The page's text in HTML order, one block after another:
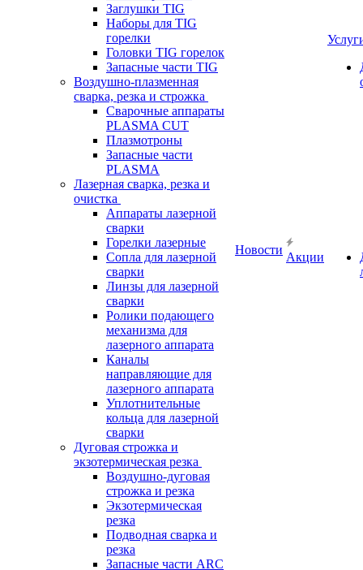
Заглушки TIG
Наборы для TIG
горелки
Головки TIG горелок
Запасные части TIG
Воздушно-плазменная
сварка, резка и строжка
Сварочные аппараты
PLASMA CUT
Плазмотроны
Запасные части
PLASMA
Лазерная сварка, резка и
очистка
Аппараты лазерной
сварки
Горелки лазерные
Сопла для лазерной
сварки
Линзы для лазерной
сварки
Ролики подающего
механизма для
лазерного аппарата
Каналы
направляющие для
лазерного аппарата
Уплотнительные
кольца для лазерной
сварки
Дуговая строжка и
экзотермическая резка
Воздушно-дуговая
строжка и резка
Экзотермическая
резка
Подводная сварка и
резка
Запасные части ARC
Новости
Акции